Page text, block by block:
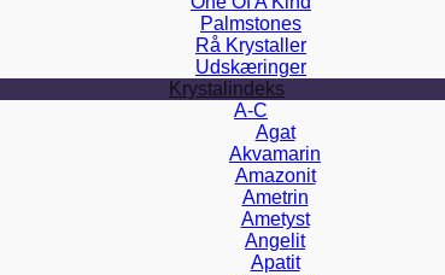
Palmstones
Rå Krystaller
Udskæringer
Krystalindeks
A-C
Agat
Akvamarin
Amazonit
Ametrin
Ametyst
Angelit
Apatit